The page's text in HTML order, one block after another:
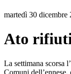
martedì 30 dicembre
Ato
La settimana scorsa
Comuni